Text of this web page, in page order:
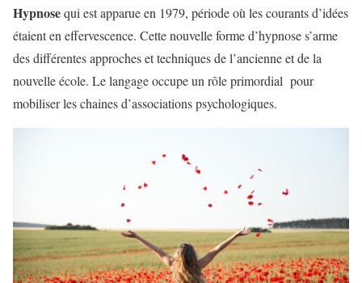
Hypnosequi est apparue en 1979, période où les courants d’idées
étaient en effervescence. Cette nouvelle forme d’hypnose s’arme
des différentes approches et techniques de l’ancienne et de la
nouvelle école. Le langage occupe un rôle primordial pour
mobiliser les chaines d’associations psychologiques.